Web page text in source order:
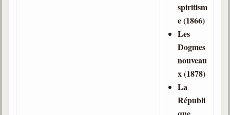
spiritism
e (1866)
Les
Dogmes
nouveau
x (1878)
La
Républi